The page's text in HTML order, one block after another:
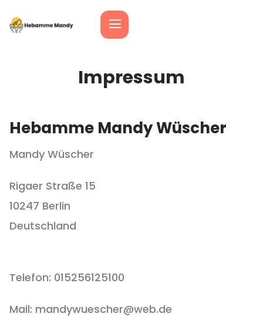
Impressum
Hebamme Mandy Wüscher
Mandy Wüscher
Rigaer Straße 15
10247 Berlin
Deutschland
Telefon: 015256125100
Mail: mandywuescher@web.de